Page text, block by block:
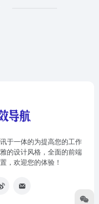
于一体的为提高您的工作
的设计风格，全面的前端
，欢迎您的体验！